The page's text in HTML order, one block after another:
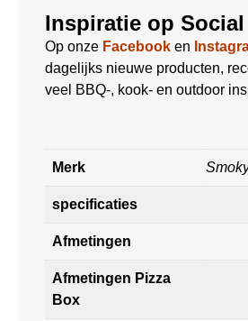
Inspiratie op Social
Op onze Facebook en
dagelijks nieuwe producten,
veel BBQ-, kook- en outdoor
Merk
specificaties
Afmetingen
Afmetingen Pizza
Box